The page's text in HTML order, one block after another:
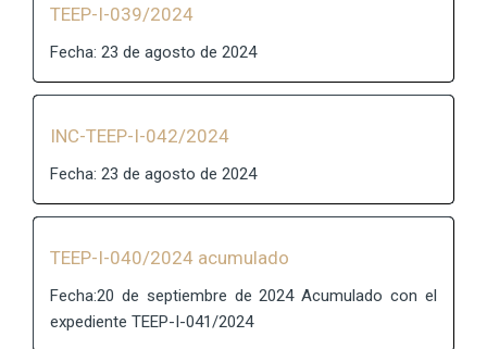
TEEP-I-039/2024
Fecha: 23 de agosto de 2024
INC-TEEP-I-042/2024
Fecha: 23 de agosto de 2024
TEEP-I-040/2024 acumulado
Fecha:20 de septiembre de 2024 Acumulado con el
expediente TEEP-I-041/2024